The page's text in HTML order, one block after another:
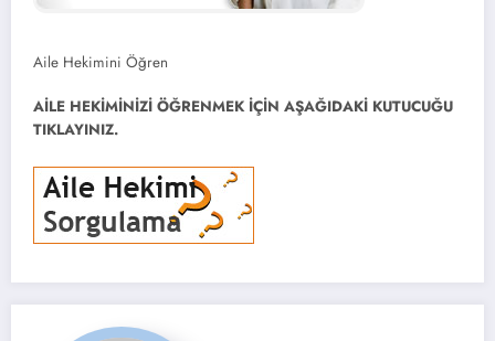
Aile Hekimini Öğren
AİLE HEKİMİNİZİ ÖĞRENMEK İÇİN AŞAĞIDAKİ KUTUCUĞU
TIKLAYINIZ.